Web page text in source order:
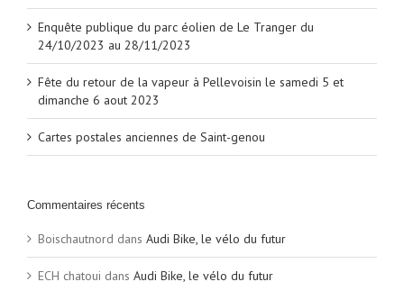
Enquête publique du parc éolien de Le Tranger du
24/10/2023 au 28/11/2023
Fête du retour de la vapeur à Pellevoisin le samedi 5 et
dimanche 6 aout 2023
Cartes postales anciennes de Saint-genou
Commentaires récents
Boischautnord dans Audi Bike, le vélo du futur
ECH chatoui dans Audi Bike, le vélo du futur